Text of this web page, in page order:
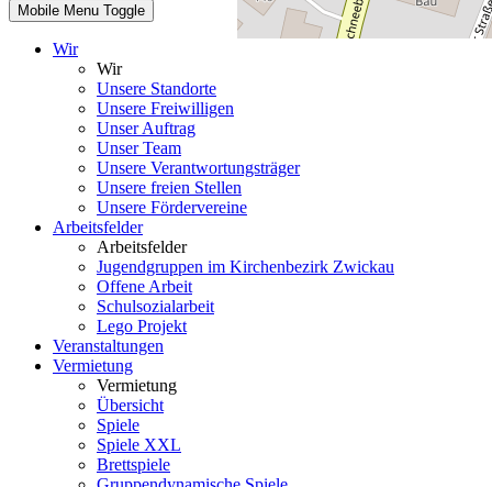
Mobile Menu Toggle
Wir
Wir
Unsere Standorte
Unsere Freiwilligen
Unser Auftrag
Unser Team
Unsere Verantwortungsträger
Unsere freien Stellen
Unsere Fördervereine
Arbeitsfelder
Arbeitsfelder
Jugendgruppen im Kirchenbezirk Zwickau
Offene Arbeit
Schulsozialarbeit
Lego Projekt
Veranstaltungen
Vermietung
Vermietung
Übersicht
Spiele
Spiele XXL
Brettspiele